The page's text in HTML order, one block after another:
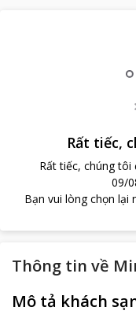
Rất tiếc,
Rất tiếc, chúng
09/
Bạn vui lòng chọn lại
Thông tin về
Mô tả khách